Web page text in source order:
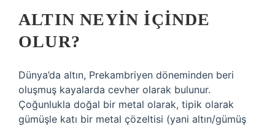
ALTIN NEYIN IÇINDE
OLUR?
Dünya’da altın, Prekambriyen döneminden beri
oluşmuş kayalarda cevher olarak bulunur.
Çoğunlukla doğal bir metal olarak, tipik olarak
gümüşle katı bir metal çözeltisi (yani altın/gümüş